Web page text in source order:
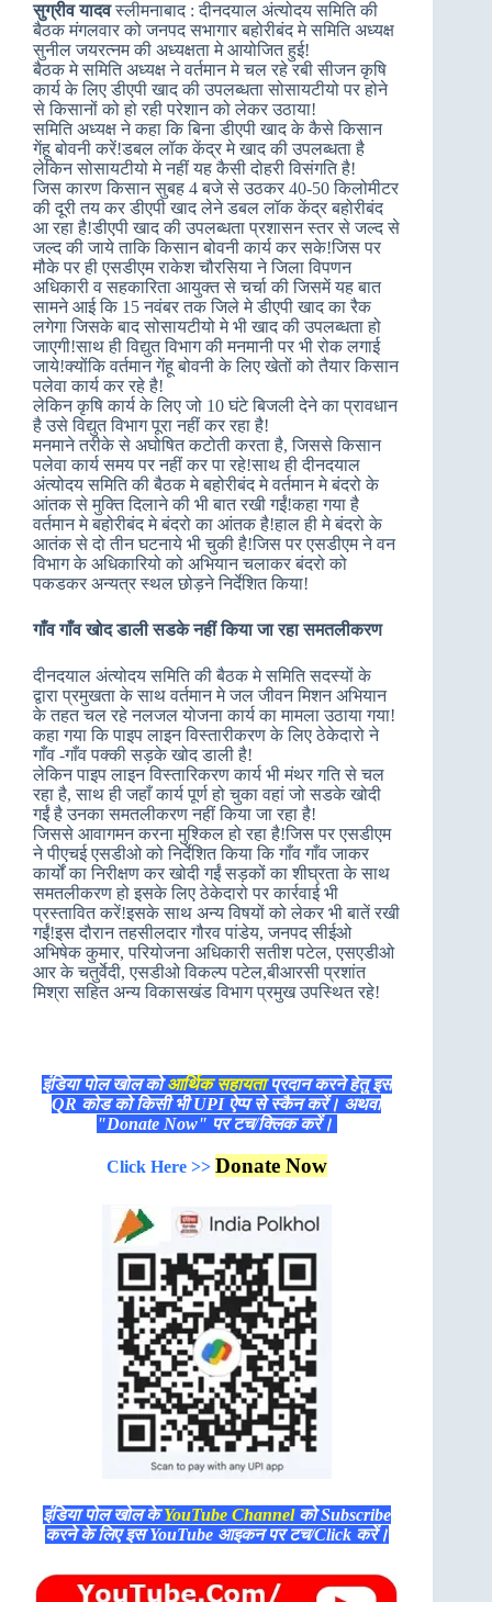
सुग्रीव यादवस्लीमनाबाद : दीनदयाल अंत्योदय समिति की
बैठक मंगलवार को जनपद सभागार बहोरीबंद मे समिति अध्यक्ष
सुनील जयरत्नम की अध्यक्षता मे आयोजित हुई!
बैठक मे समिति अध्यक्ष ने वर्तमान मे चल रहे रबी सीजन कृषि
कार्य के लिए डीएपी खाद की उपलब्धता सोसायटीयो पर होने
से किसानों को हो रही परेशान को लेकर उठाया!
समिति अध्यक्ष ने कहा कि बिना डीएपी खाद के कैसे किसान
गेंहू बोवनी करें!डबल लॉक केंद्र मे खाद की उपलब्धता है
लेकिन सोसायटीयो मे नहीं यह कैसी दोहरी विसंगति है!
जिस कारण किसान सुबह 4 बजे से उठकर 40-50 किलोमीटर
की दूरी तय कर डीएपी खाद लेने डबल लॉक केंद्र बहोरीबंद
आ रहा है!डीएपी खाद की उपलब्धता प्रशासन स्तर से जल्द से
जल्द की जाये ताकि किसान बोवनी कार्य कर सके!जिस पर
मौके पर ही एसडीएम राकेश चौरसिया ने जिला विपणन
अधिकारी व सहकारिता आयुक्त से चर्चा की जिसमें यह बात
सामने आई कि 15 नवंबर तक जिले मे डीएपी खाद का रैक
लगेगा जिसके बाद सोसायटीयो मे भी खाद की उपलब्धता हो
जाएगी!साथ ही विद्युत विभाग की मनमानी पर भी रोक लगाई
जाये!क्योंकि वर्तमान गेंहू बोवनी के लिए खेतों को तैयार किसान
पलेवा कार्य कर रहे है!
लेकिन कृषि कार्य के लिए जो 10 घंटे बिजली देने का प्रावधान
है उसे विद्युत विभाग पूरा नहीं कर रहा है!
मनमाने तरीके से अघोषित कटोती करता है, जिससे किसान
पलेवा कार्य समय पर नहीं कर पा रहे!साथ ही दीनदयाल
अंत्योदय समिति की बैठक मे बहोरीबंद मे वर्तमान मे बंदरो के
आंतक से मुक्ति दिलाने की भी बात रखी गईं!कहा गया है
वर्तमान मे बहोरीबंद मे बंदरो का आंतक है!हाल ही मे बंदरो के
आतंक से दो तीन घटनाये भी चुकी है!जिस पर एसडीएम ने वन
विभाग के अधिकारियो को अभियान चलाकर बंदरो को
पकडकर अन्यत्र स्थल छोड़ने निर्देशित किया!
गाँव गाँव खोद डाली सडके नहीं किया जा रहा समतलीकरण
दीनदयाल अंत्योदय समिति की बैठक मे समिति सदस्यों के
द्वारा प्रमुखता के साथ वर्तमान मे जल जीवन मिशन अभियान
के तहत चल रहे नलजल योजना कार्य का मामला उठाया गया!
कहा गया कि पाइप लाइन विस्तारीकरण के लिए ठेकेदारो ने
गाँव -गाँव पक्की सड़के खोद डाली है!
लेकिन पाइप लाइन विस्तारिकरण कार्य भी मंथर गति से चल
रहा है, साथ ही जहाँ कार्य पूर्ण हो चुका वहां जो सडके खोदी
गईं है उनका समतलीकरण नहीं किया जा रहा है!
जिससे आवागमन करना मुश्किल हो रहा है!जिस पर एसडीएम
ने पीएचई एसडीओ को निर्देशित किया कि गाँव गाँव जाकर
कार्यों का निरीक्षण कर खोदी गईं सड़कों का शीघ्रता के साथ
समतलीकरण हो इसके लिए ठेकेदारो पर कार्रवाई भी
प्रस्तावित करें!इसके साथ अन्य विषयों को लेकर भी बातें रखी
गईं!इस दौरान तहसीलदार गौरव पांडेय, जनपद सीईओ
अभिषेक कुमार, परियोजना अधिकारी सतीश पटेल, एसएडीओ
आर के चतुर्वेदी, एसडीओ विकल्प पटेल,बीआरसी प्रशांत
मिश्रा सहित अन्य विकासखंड विभाग प्रमुख उपस्थित रहे!
इंडिया पोल खोल कोआर्थिक सहायताप्रदान करने हेतु इस
QR कोड को किसी भी UPI ऐप्प से स्कैन करें। अथवा
"Donate Now" पर टच/क्लिक करें।
Click Here >> Donate Now
इंडिया पोल खोल केYouTube Channelको Subscribe
करने के लिए इस YouTube आइकन पर टच/Click करें।